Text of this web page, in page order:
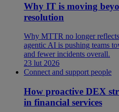
Why IT is moving
resolution
Why MTTR no longer
agentic AI is pushing teams
and fewer incidents overall.
23 lut 2026
Connect and support people
How proactive DEX
in financial services